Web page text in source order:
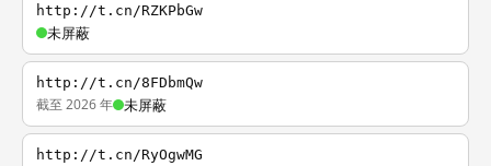
http://t.cn/RZKPbGw
未屏蔽
http://t.cn/8FDbmQw
截至 2026 年 未屏蔽
http://t.cn/RyOgwMG